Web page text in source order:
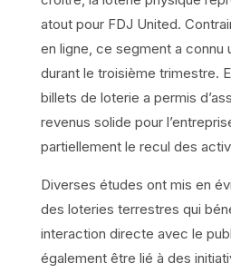
atout pour FDJ United.
en ligne, ce segment a connu
durant le troisième trimestre.
billets de loterie a permis
revenus solide pour
partiellement le recul des
Diverses études ont mis en
des loteries terrestres qui
interaction directe avec le
également être lié à des